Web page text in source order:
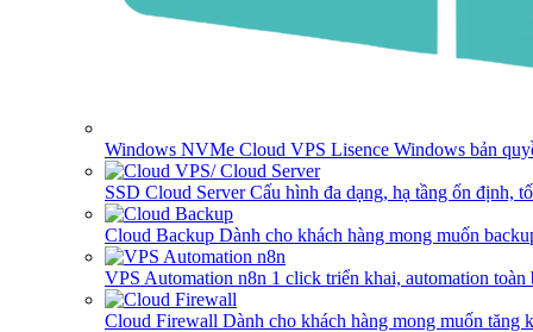
Windows NVMe Cloud VPS Lisence Windows bản
SSD Cloud ServerCấu hình đa dạng, hạ tầng ổn định,
Cloud Backup Dành cho khách hàng mong muốn
VPS Automation n8n 1 click triển khai, automation toàn
Cloud Firewall Dành cho khách hàng mong muốn tăng